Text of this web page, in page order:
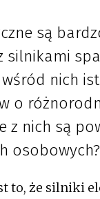
są
silnikami
nich
o
z nich są
osobowych?
to, że silniki